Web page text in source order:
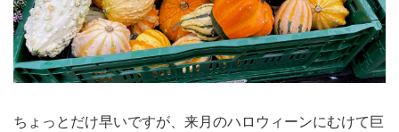
ちょっとだけ早いですが、来月のハロウィーンにむけて巨